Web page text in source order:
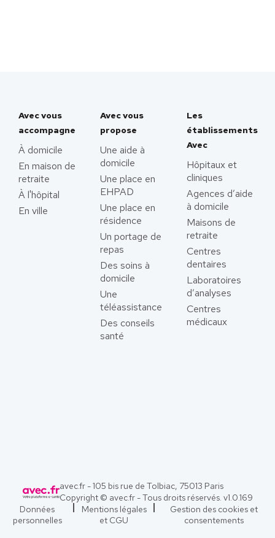
Avec vous
accompagne
À domicile
En maison de
retraite
À l'hôpital
En ville
Avec vous
propose
Une aide à
domicile
Une place en
EHPAD
Une place en
résidence
Un portage de
repas
Des soins à
domicile
Une
téléassistance
Des conseils
santé
Les
établissements
Avec
Hôpitaux et
cliniques
Agences d’aide
à domicile
Maisons de
retraite
Centres
dentaires
Laboratoires
d’analyses
Centres
médicaux
avec.fr - 105 bis rue de Tolbiac, 75013 Paris
Copyright © avec.fr - Tous droits réservés. v1.0.169
Données
personnelles
Mentions légales
et CGU
Gestion des cookies et
consentements